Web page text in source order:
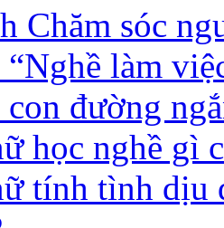
Chăm sóc
làm
đường
học nghề gì
tính tình dịu